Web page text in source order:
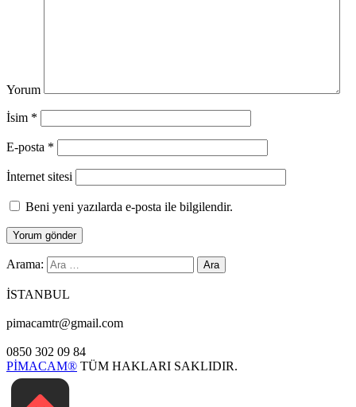
Yorum
İsim *
E-posta *
İnternet sitesi
Beni yeni yazılarda e-posta ile bilgilendir.
Arama:
İSTANBUL
pimacamtr@gmail.com
0850 302 09 84
PİMACAM® TÜM HAKLARI SAKLIDIR.